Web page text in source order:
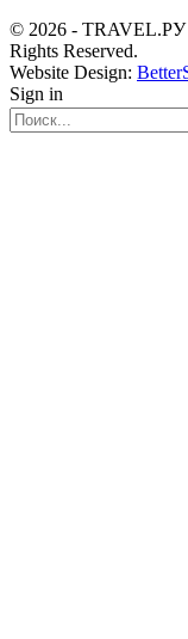
© 2026 - TRAVEL.РУ
Rights Reserved.
Website Design:
Sign in